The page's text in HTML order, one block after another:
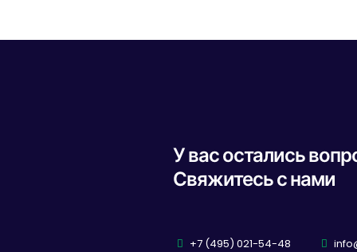
У вас остались
Свяжитесь с нами
+7 (495) 021-54-48